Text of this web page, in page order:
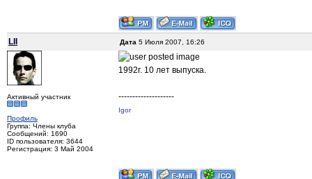
LII Дата 5 Июля 2007, 16:26
Активный участник
Профиль
Группа: Члены клуба
Сообщений: 1690
ID пользователя: 3644
Регистрация: 3 Май 2004
1992г. 10 лет выпуска.
--------------------
Igor